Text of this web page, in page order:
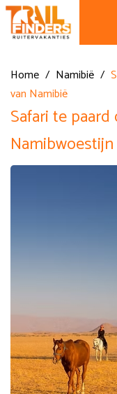
Home / Namibië /
van Namibië
Safari te